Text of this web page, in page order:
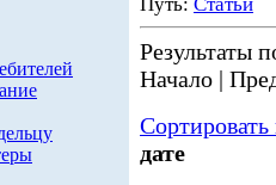
Результаты
Начало |
дате